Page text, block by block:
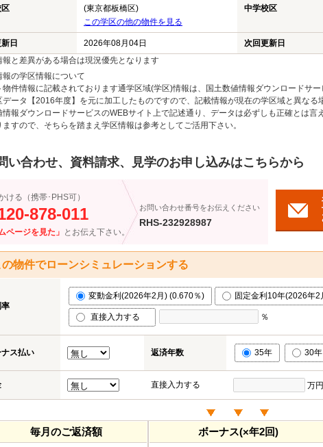
(東京都板橋区)
この学区の他の物件を見る
中学校区
日 2026年08月04日 次回更新日
と差異がある場合は現況優先となります
の学区情報について
物件情報に記載されております通学区域(学区)情報は、国土数値情報ダウンロードサ
データ【2016年度】を元に加工したものですので、記載情報が現在の学区域と異なる
情報ダウンロードサービスのWEBサイト上で記述通り、データは必ずしも正確とは
ますので、そちらを踏まえ学区情報は参考としてご活用下さい。
い合わせ、資料請求、見学のお申し込みはこちらから
ける（携帯･PHS可）
878-011
ページを見た」 とお伝え下さい。
お問い合わせ番号をお伝えください
RHS-232928987
の物件でローンシミュレーションする
変動金利(2026年2月) (0.670％) 固定金利10年(2026年2
直接入力する ％
ス払い 返済年数 35年 30年
直接入力する 万円
毎月のご返済額 ボーナス(×年2回)